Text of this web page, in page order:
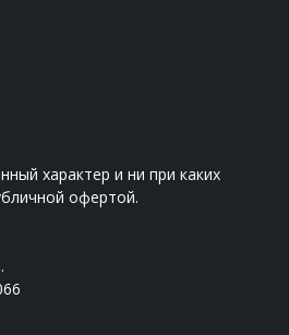
характер и ни при каких
офертой.